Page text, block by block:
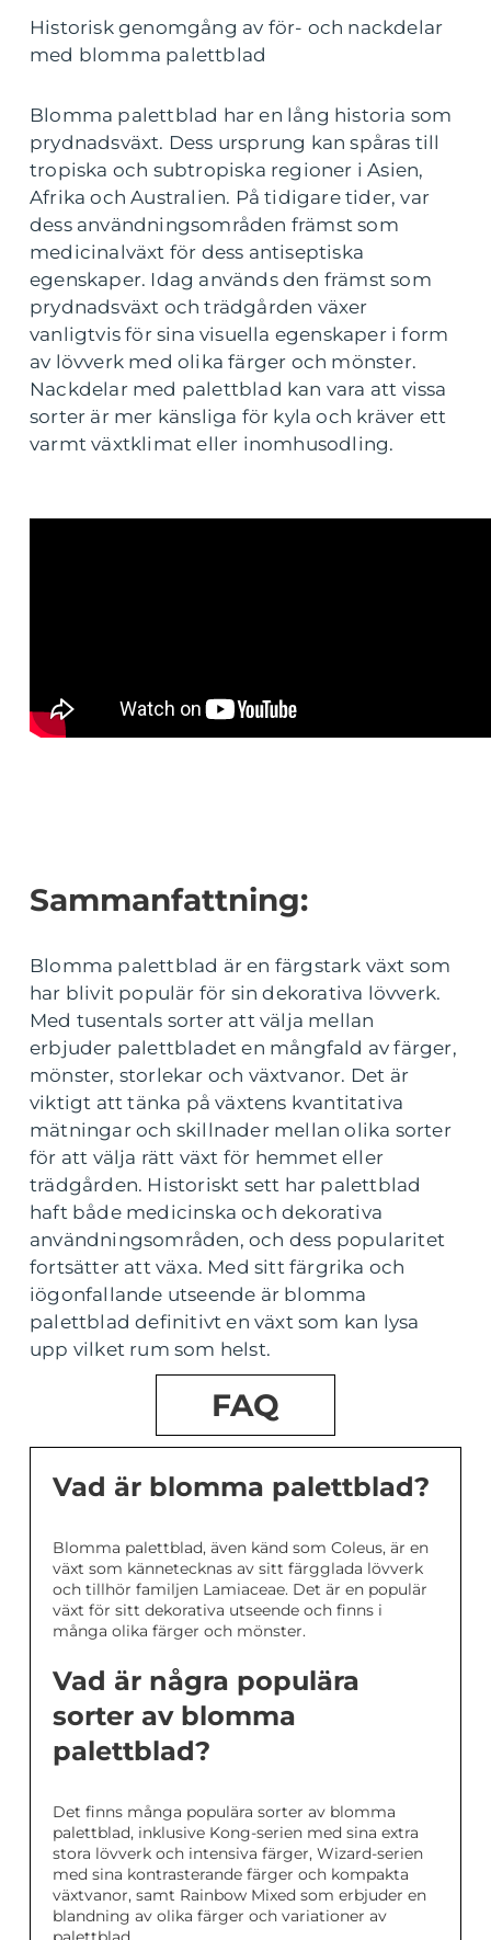
Historisk genomgång av för- och nackdelar
med blomma palettblad
Blomma palettblad har en lång historia som
prydnadsväxt. Dess ursprung kan spåras till
tropiska och subtropiska regioner i Asien,
Afrika och Australien. På tidigare tider, var
dess användningsområden främst som
medicinalväxt för dess antiseptiska
egenskaper. Idag används den främst som
prydnadsväxt och trädgården växer
vanligtvis för sina visuella egenskaper i form
av lövverk med olika färger och mönster.
Nackdelar med palettblad kan vara att vissa
sorter är mer känsliga för kyla och kräver ett
varmt växtklimat eller inomhusodling.
Sammanfattning:
Blomma palettblad är en färgstark växt som
har blivit populär för sin dekorativa lövverk.
Med tusentals sorter att välja mellan
erbjuder palettbladet en mångfald av färger,
mönster, storlekar och växtvanor. Det är
viktigt att tänka på växtens kvantitativa
mätningar och skillnader mellan olika sorter
för att välja rätt växt för hemmet eller
trädgården. Historiskt sett har palettblad
haft både medicinska och dekorativa
användningsområden, och dess popularitet
fortsätter att växa. Med sitt färgrika och
iögonfallande utseende är blomma
palettblad definitivt en växt som kan lysa
upp vilket rum som helst.
FAQ
Vad är blomma palettblad?
Blomma palettblad, även känd som Coleus, är en
växt som kännetecknas av sitt färgglada lövverk
och tillhör familjen Lamiaceae. Det är en populär
växt för sitt dekorativa utseende och finns i
många olika färger och mönster.
Vad är några populära
sorter av blomma
palettblad?
Det finns många populära sorter av blomma
palettblad, inklusive Kong-serien med sina extra
stora lövverk och intensiva färger, Wizard-serien
med sina kontrasterande färger och kompakta
växtvanor, samt Rainbow Mixed som erbjuder en
blandning av olika färger och variationer av